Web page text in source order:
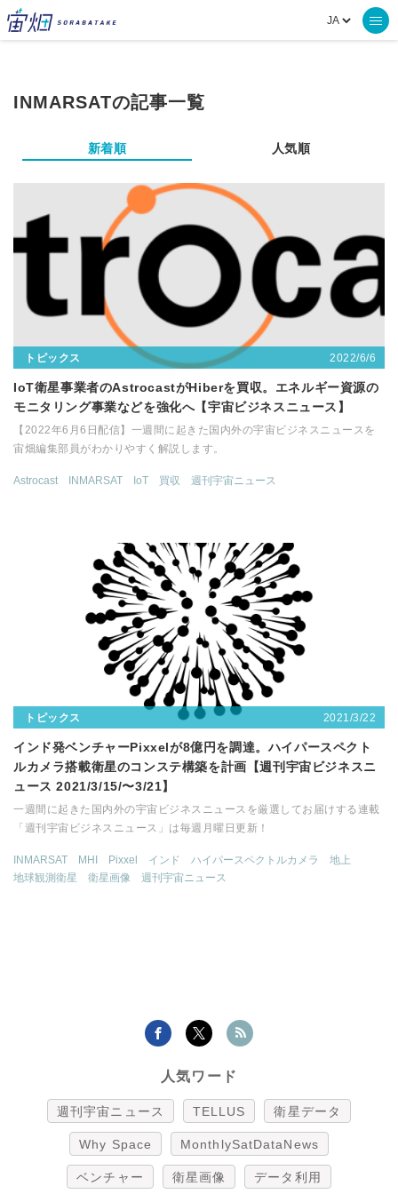
INMARSATの記事一覧
新着順 人気順
トピックス 2022/6/6
IoT衛星事業者のAstrocastがHiberを買収。エネルギー資源の
モニタリング事業などを強化へ【宇宙ビジネスニュース】
【2022年6月6日配信】一週間に起きた国内外の宇宙ビジネスニュースを
宙畑編集部員がわかりやすく解説します。
Astrocast INMARSAT IoT 買収 週刊宇宙ニュース
トピックス 2021/3/22
インド発ベンチャーPixxelが8億円を調達。ハイパースペクト
ルカメラ搭載衛星のコンステ構築を計画【週刊宇宙ビジネスニ
ュース 2021/3/15/〜3/21】
一週間に起きた国内外の宇宙ビジネスニュースを厳選してお届けする連載
「週刊宇宙ビジネスニュース」は毎週月曜日更新！
INMARSAT MHI Pixxel インド ハイパースペクトルカメラ
地上
地球観測衛星
衛星画像 週刊宇宙ニュース
人気ワード
週刊宇宙ニュース TELLUS 衛星データ
Why Space MonthlySatDataNews
ベンチャー 衛星画像 データ利用